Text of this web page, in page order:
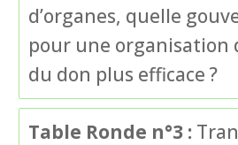
d’organes, quelle
pour une organisation
du don plus efficace ?
Table Ronde n°3 :